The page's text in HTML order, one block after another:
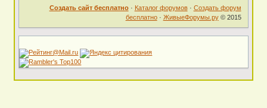
Создать сайт бесплатно· Каталог форумов· Создать форум
бесплатно· ЖивыеФорумы.ру© 2015